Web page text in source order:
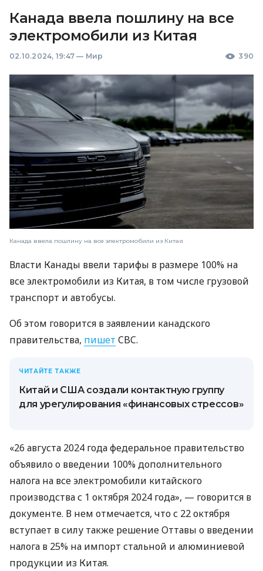
Канада ввела пошлину на все
электромобили из Китая
02.10.2024, 19:47 — Мир 390
Канада ввела пошлину на все электромобили из Китая
Власти Канады ввели тарифы в размере 100% на
все электромобили из Китая, в том числе грузовой
транспорт и автобусы.
Об этом говорится в заявлении канадского
правительства, пишет CBC.
ЧИТАЙТЕ ТАКЖЕ
Китай и США создали контактную группу
для урегулирования «финансовых стрессов»
«26 августа 2024 года федеральное правительство
объявило о введении 100% дополнительного
налога на все электромобили китайского
производства с 1 октября 2024 года», — говорится в
документе. В нем отмечается, что с 22 октября
вступает в силу также решение Оттавы о введении
налога в 25% на импорт стальной и алюминиевой
продукции из Китая.